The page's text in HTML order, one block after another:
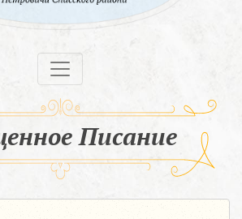
Писание